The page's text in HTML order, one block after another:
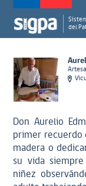
del
Don Aurelio
primer recuerdo
madera o
su vida
niñez